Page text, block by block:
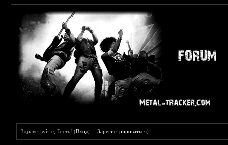
Здравствуйте, Гость! (Вход —Зарегистрироваться)